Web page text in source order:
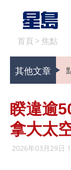
首頁 > 焦點
其他文章
睽違逾
拿大太
2026年03月29日